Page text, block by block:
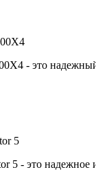
- это
5
- это надежное